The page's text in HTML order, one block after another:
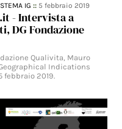
IG :: 5 febbraio 2019
- Intervista a
DG Fondazione
Qualivita, Mauro
Indications
2019.